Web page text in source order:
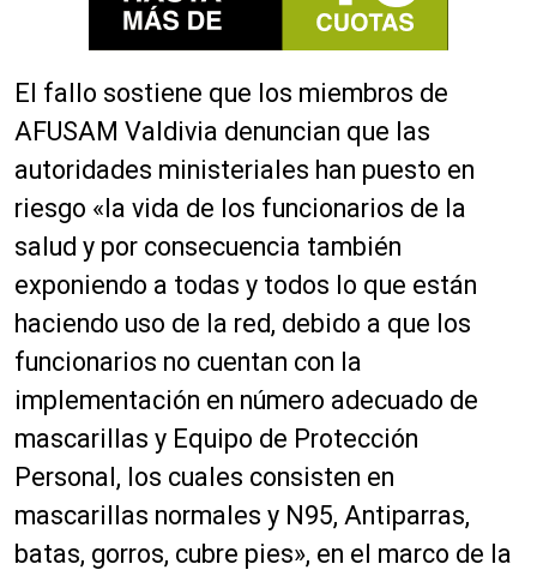
El fallo sostiene que los miembros de
AFUSAM Valdivia denuncian que las
autoridades ministeriales han puesto en
riesgo «la vida de los funcionarios de la
salud y por consecuencia también
exponiendo a todas y todos lo que están
haciendo uso de la red, debido a que los
funcionarios no cuentan con la
implementación en número adecuado de
mascarillas y Equipo de Protección
Personal, los cuales consisten en
mascarillas normales y N95, Antiparras,
batas, gorros, cubre pies», en el marco de la